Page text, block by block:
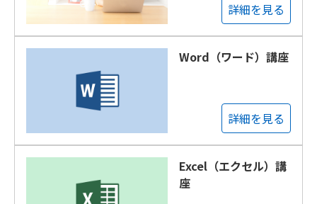
詳細を見る
Word（ワード）講座
詳細を見る
Excel（エクセル）講
座